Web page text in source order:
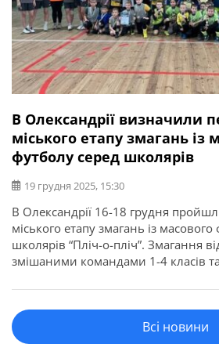
В Олександрії визначили
міського етапу змагань із
футболу серед школярів
19 грудня 2025, 15:30
В Олександрії 16-18 грудня
міського етапу змагань із
школярів “Пліч-о-пліч”. Змагання
змішаними командами 1-4 класів
міська рада. За результатами ігор
здобули: Серед команд дівчат
отримали кубки, медалі і дипломи.
Всі новини